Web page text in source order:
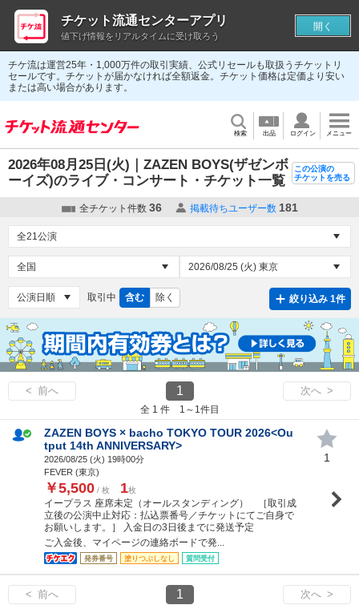
チケ流は運営25年・1,000万件の取引実績、公式リセールも取扱うチケットリ
セールです。チケットが届かなければ全額返金。チケット価格は定価より安い
または高い場合があります。
検索 出品 ログイン メニュー
2026年08月25日(火)｜ZAZEN BOYS(ザゼンボ
ーイズ)のライブ・コンサート・チケット一覧
この公演の
チケットを売る
全チケット件数 36 掲載待ちユーザー数 181
取引中 含む 除く 絞り込み 1件
< 前へ 1 次へ >
全 1 件 1～1件目
ZAZEN BOYS × bacho TOKYO TOUR 2026<Ou
tput 14th ANNIVERSARY>
2026/08/25 (火) 19時00分
FEVER (東京)
￥5,500 / 枚 1枚
イープラス 座席未定（オールスタンディング） ［取引成
立後の公演中止対応：払込票番号／チケットにてご自身で
お願いします。］ 入金日の3日後までに発送予定
ご入金後、マイページの連絡ボードで発...
発券番号 塗りつぶしなし 質問受付
1
< 前へ 1 次へ >
チケット流通センターアプリ
値下げ情報をリアルタイムに受け取ろう
開く